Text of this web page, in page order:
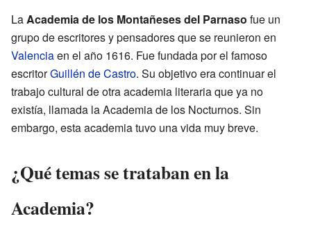
LaAcademia de los Montañeses del Parnaso fue un
grupo de escritores y pensadores que se reunieron en
Valenciaen el año 1616. Fue fundada por el famoso
escritorGuillén de Castro. Su objetivo era continuar el
trabajo cultural de otra academia literaria que ya no
existía, llamada la Academia de los Nocturnos. Sin
embargo, esta academia tuvo una vida muy breve.
¿Qué temas se trataban en la
Academia?